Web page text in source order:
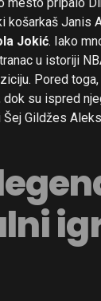
košarkaš Janis
Jokić. Iako
u istoriji
Pored
su ispred
Gildžes